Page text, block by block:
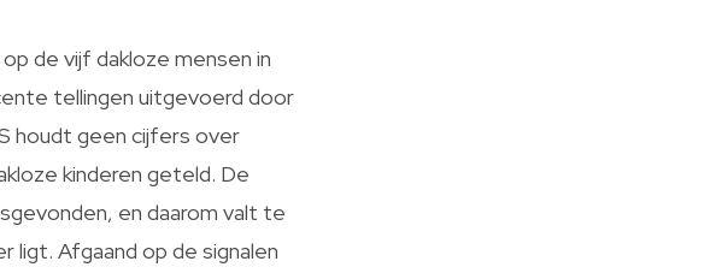
de vijf dakloze mensen in
tellingen uitgevoerd door
houdt geen cijfers over
kinderen geteld. De
en daarom valt te
ligt. Afgaand op de signalen